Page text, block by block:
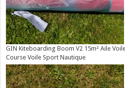
GIN Kiteboarding Boom V2 15m² Aile
Course Voile Sport Nautique